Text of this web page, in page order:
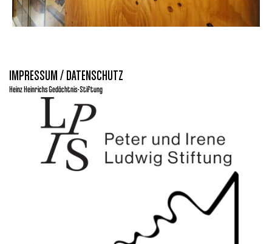
IMPRESSUM / DATENSCHUTZ
Heinz Heinrichs Gedächtnis-Stiftung